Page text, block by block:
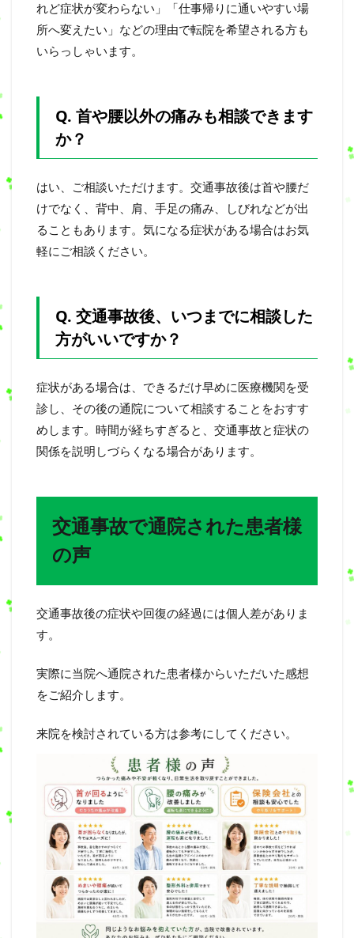
れど症状が変わらない」「仕事帰りに通いやすい場
所へ変えたい」などの理由で転院を希望される方も
いらっしゃいます。
Q. 首や腰以外の痛みも相談できます
か？
はい、ご相談いただけます。交通事故後は首や腰だ
けでなく、背中、肩、手足の痛み、しびれなどが出
ることもあります。気になる症状がある場合はお気
軽にご相談ください。
Q. 交通事故後、いつまでに相談した
方がいいですか？
症状がある場合は、できるだけ早めに医療機関を受
診し、その後の通院について相談することをおすす
めします。時間が経ちすぎると、交通事故と症状の
関係を説明しづらくなる場合があります。
交通事故で通院された患者様
の声
交通事故後の症状や回復の経過には個人差がありま
す。
実際に当院へ通院された患者様からいただいた感想
をご紹介します。
来院を検討されている方は参考にしてください。